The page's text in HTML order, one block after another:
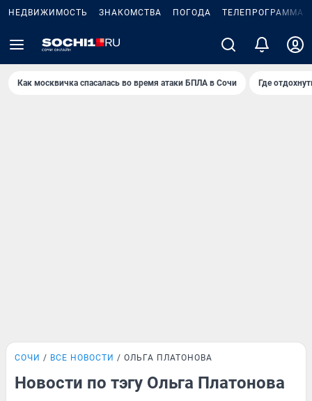
НЕДВИЖИМОСТЬ ЗНАКОМСТВА ПОГОДА ТЕЛЕПРОГРАММА
Как москвичка спасалась во время атаки БПЛА в Сочи Где
СОЧИ ВСЕ НОВОСТИ ОЛЬГА ПЛАТОНОВА
Новости по тэгу Ольга Платонова